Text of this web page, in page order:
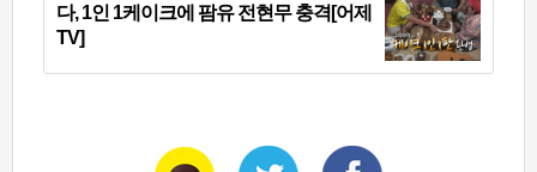
다, 1인 1케이크에 팜유 전현무 충격[어제
TV]